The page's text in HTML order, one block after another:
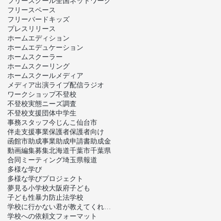
フリースペース
フリーバードキッズ
プレスリリース
ホームエディション
ホームエデュケーション
ホームスクーラー
ホームスクーリング
ホームスクールメディア
メディア出演ライブ配信ラジオ
ワークショップ不登校
不登校実態ニーズ調査
不登校支援団体中学生
事務スタッフ今じんこ仙台市
伴走支援事業保護者保護者向け
函館市助成事業助成申請書助成金
動画編集募集北海道千葉市千葉県
合同ミーティング埼玉県報道
多様な学び
多様な学びプロジェクト
夢見る小学校大阪府子ども
子ども性暴力防止法学校
学校に行かない君が教えてくれたこと
学校への依頼文フォーマット